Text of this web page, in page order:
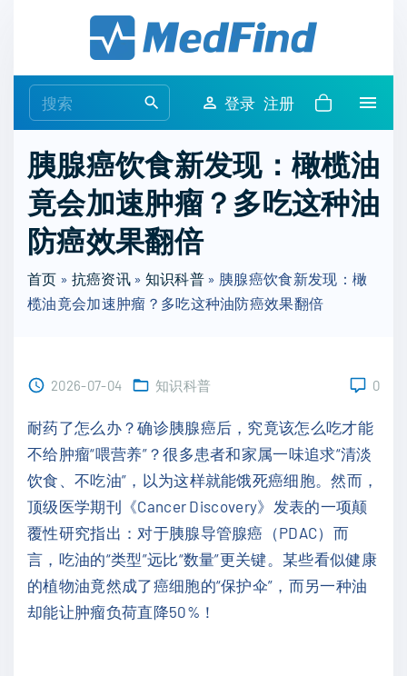
e
r
c
h
f
r
登录 注册
胰腺癌饮食新发现：橄榄油
竟会加速肿瘤？多吃这种油
防癌效果翻倍
首页 » 抗癌资讯» 知识科普 » 胰腺癌饮食新发现：橄
榄油竟会加速肿瘤？多吃这种油防癌效果翻倍
2026-07-04 知识科普 0
耐药了怎么办？确诊胰腺癌后，究竟该怎么吃才能
不给肿瘤“喂营养”？很多患者和家属一味追求“清淡
饮食、不吃油”，以为这样就能饿死癌细胞。然而，
顶级医学期刊《Cancer Discovery》发表的一项颠
覆性研究指出：对于胰腺导管腺癌（PDAC）而
言，吃油的“类型”远比“数量”更关键。某些看似健康
的植物油竟然成了癌细胞的“保护伞”，而另一种油
却能让肿瘤负荷直降50%！